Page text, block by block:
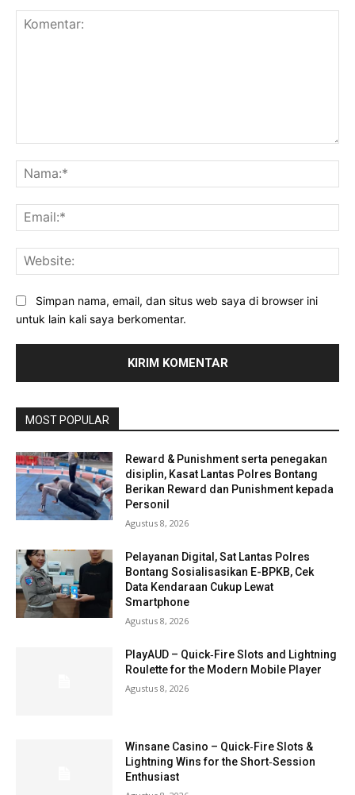
Simpan nama, email, dan situs web saya di browser ini
untuk lain kali saya berkomentar.
MOST POPULAR
Reward & Punishment serta penegakan
disiplin, Kasat Lantas Polres Bontang
Berikan Reward dan Punishment kepada
Personil
Agustus 8, 2026
Pelayanan Digital, Sat Lantas Polres
Bontang Sosialisasikan E-BPKB, Cek
Data Kendaraan Cukup Lewat
Smartphone
Agustus 8, 2026
PlayAUD – Quick‑Fire Slots and Lightning
Roulette for the Modern Mobile Player
Agustus 8, 2026
Winsane Casino – Quick‑Fire Slots &
Lightning Wins for the Short‑Session
Enthusiast